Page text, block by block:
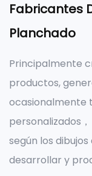
Fabricantes
Planchado
Principalmente
productos,
ocasionalmente
personalizados，
según los
desarrollar y